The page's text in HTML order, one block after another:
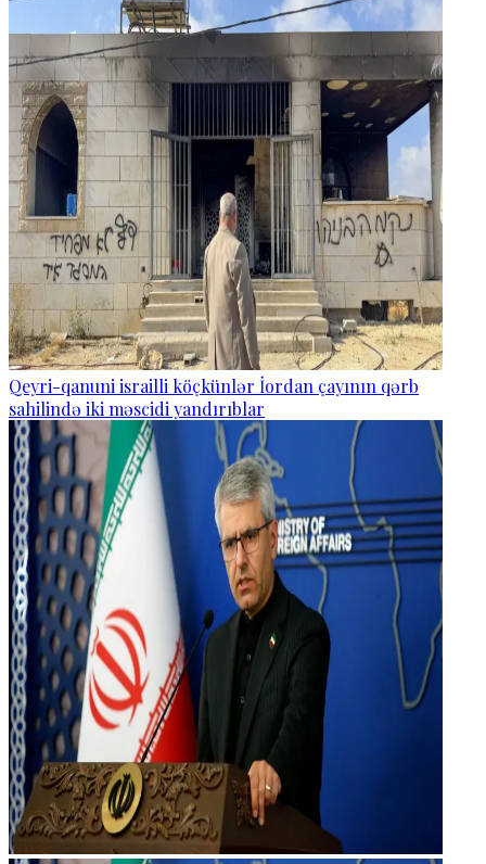
Qeyri-qanuni israilli köçkünlər İordan çayının qərb
sahilində iki məscidi yandırıblar